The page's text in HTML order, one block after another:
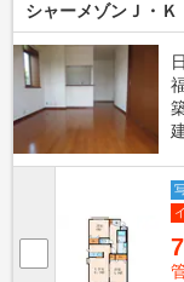
シャーメゾンＪ・